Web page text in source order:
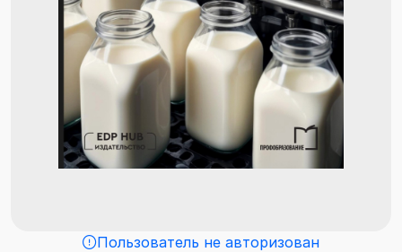
Пользователь не авторизован